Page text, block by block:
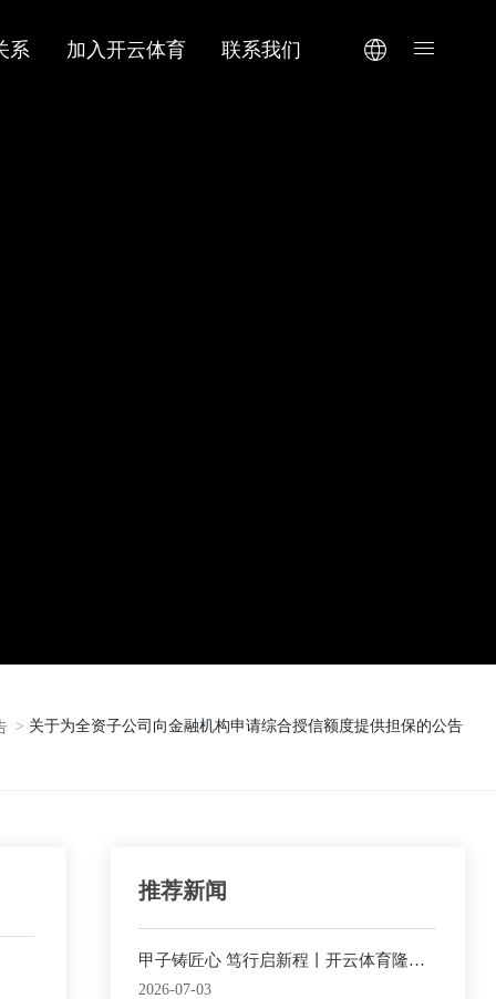
系 加入开云体育 联系我们
关于为全资子公司向金融机构申请综合授信额度提供担保的公告
推荐新闻
甲子铸匠心 笃行启新程丨开云体育隆重
举行六十周年庆典活动
2026-07-03